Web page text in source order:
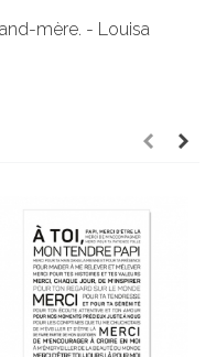
mère. - Louisa